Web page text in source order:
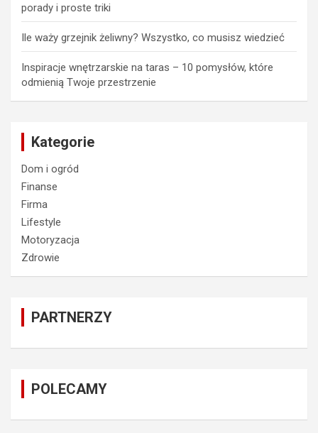
porady i proste triki
Ile waży grzejnik żeliwny? Wszystko, co musisz wiedzieć
Inspiracje wnętrzarskie na taras – 10 pomysłów, które
odmienią Twoje przestrzenie
Kategorie
Dom i ogród
Finanse
Firma
Lifestyle
Motoryzacja
Zdrowie
PARTNERZY
POLECAMY